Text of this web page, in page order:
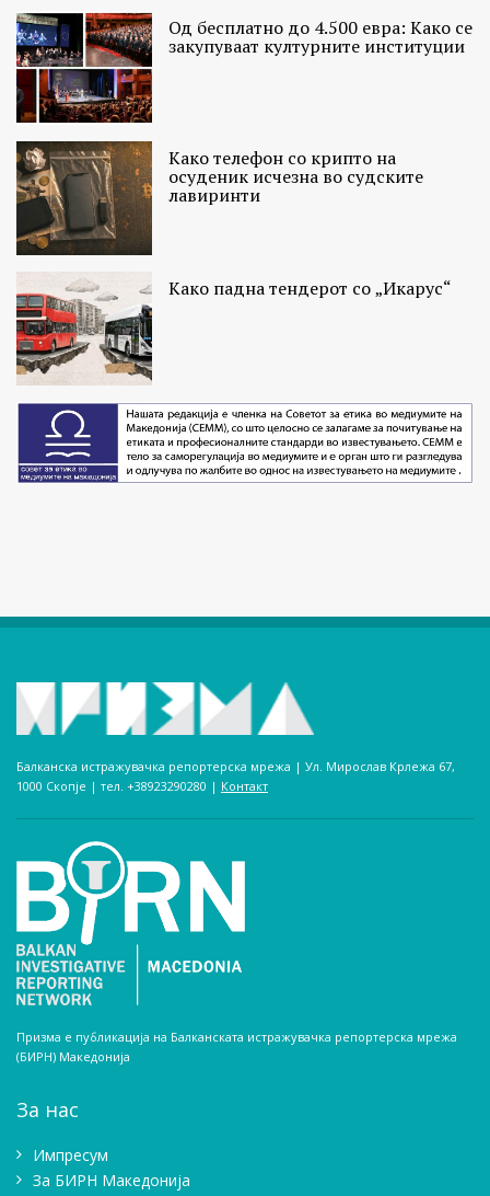
Од бесплатно до 4.500 евра: Како се
закупуваат културните институции
Како телефон со крипто на
осуденик исчезна во судските
лавиринти
Како падна тендерот со „Икарус“
Балканска истражувачка репортерска мрежа | Ул. Мирослав Крлежа 67,
1000 Скопје | тел. +38923290280­ | Контакт
Призма е публикација на Балканската истражувачка репортерска мрежа
(БИРН) Македонија
За нас
Импресум
Зa БИРН Македонија